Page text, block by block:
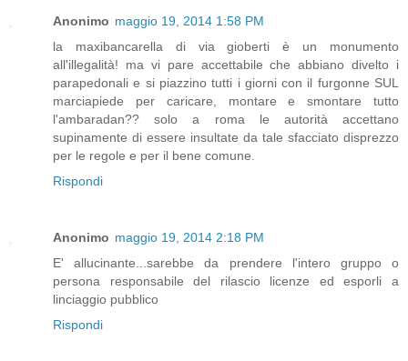
Anonimo maggio 19, 2014 1:58 PM
la maxibancarella di via gioberti è un monumento
all'illegalità! ma vi pare accettabile che abbiano divelto i
parapedonali e si piazzino tutti i giorni con il furgonne SUL
marciapiede per caricare, montare e smontare tutto
l'ambaradan?? solo a roma le autorità accettano
supinamente di essere insultate da tale sfacciato disprezzo
per le regole e per il bene comune.
Rispondi
Anonimo maggio 19, 2014 2:18 PM
E' allucinante...sarebbe da prendere l'intero gruppo o
persona responsabile del rilascio licenze ed esporli a
linciaggio pubblico
Rispondi